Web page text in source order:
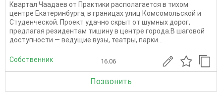
Квартал Чаадаев от Практики располагается в тихом
центре Екатеринбурга, в границах улиц Комсомольской и
Студенческой. Проект удачно скрыт от шумных дорог,
предлагая резидентам тишину в центре города.В шаговой
доступности — ведущие вузы, театры, парки...
Собственник 16.06
Позвонить